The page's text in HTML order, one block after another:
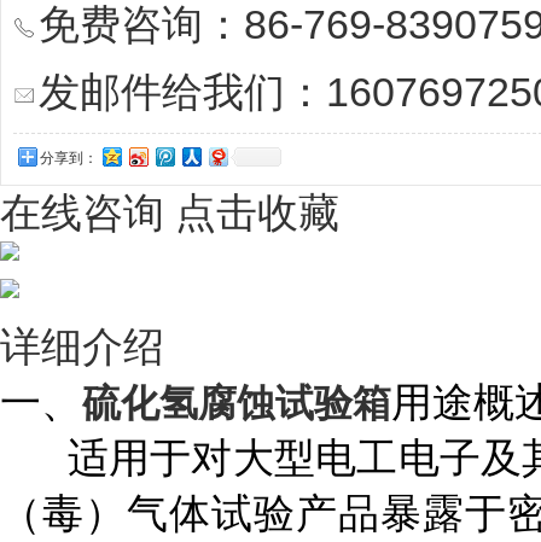
免费咨询：86-769-
发邮件给我们：
分享到：
在线咨询 点击收藏
详细介绍
一、 硫化氢腐蚀试验箱用途概
适用于对大型电工电子及
（毒）气体试验产品暴露于